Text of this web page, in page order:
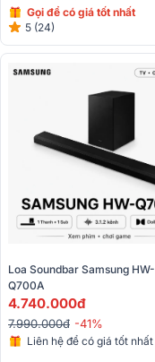
Gọi để có giá tốt nhất
5 (24)
Loa Soundbar Samsung HW-
Q700A
4.740.000đ
7.990.000đ -41%
Liên hệ để có giá tốt nhất